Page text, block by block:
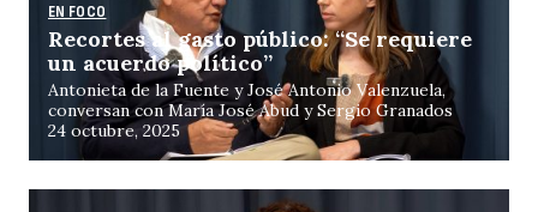
EN FOCO
Recortes al gasto público: “Se requiere
un acuerdo político”
Antonieta de la Fuente y José Antonio Valenzuela,
conversan con María José Abud y Sergio Granados
24 octubre, 2025